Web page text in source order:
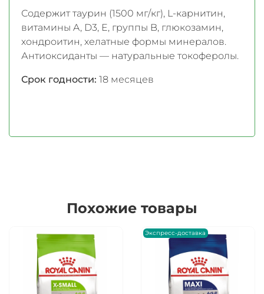
Содержит таурин (1500 мг/кг), L-карнитин,
витамины A, D3, E, группы B, глюкозамин,
хондроитин, хелатные формы минералов.
Антиоксиданты — натуральные токоферолы.
Срок годности: 18 месяцев
Похожие товары
Экспресс-доставка